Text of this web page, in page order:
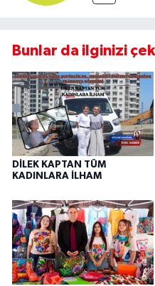
Bunlar da ilginizi
DİLEK KAPTAN TÜM
KADINLARA İLHAM